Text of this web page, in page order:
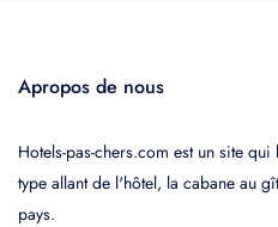
Apropos de nous
Hotels-pas-chers.com est un site
type allant de l'hôtel, la cabane au
pays.